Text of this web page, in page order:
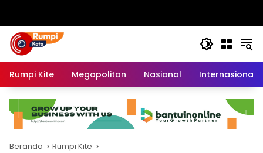
Rumpi Kite Megapolitan Nasional Internasional
Beranda Rumpi Kite